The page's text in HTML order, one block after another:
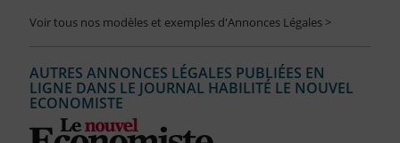
Voir tous nos modèles et exemples d'Annonces Légales >
AUTRES ANNONCES LÉGALES PUBLIÉES EN
LIGNE DANS LE JOURNAL HABILITÉ LE NOUVEL
ECONOMISTE